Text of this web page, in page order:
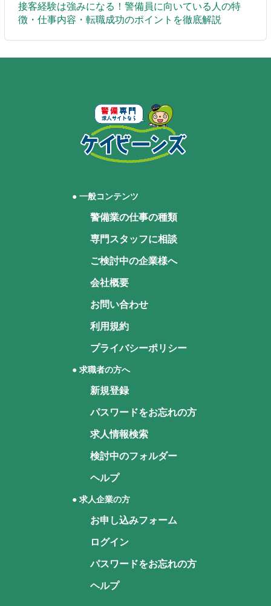
接客経験は強みになる！警備員に向いている人の特
徴・仕事内容・転職成功のポイントを徹底解説
● 一般コンテンツ
警備業の仕事の種類
専門スタッフに相談
ご検討中の企業様へ
会社概要
お問い合わせ
利用規約
プライバシーポリシー
● 求職者の方へ
新規登録
パスワードをお忘れの方
求人情報検索
検討中のフォルダー
ヘルプ
● 求人企業の方
お申し込みフォーム
ログイン
パスワードをお忘れの方
ヘルプ